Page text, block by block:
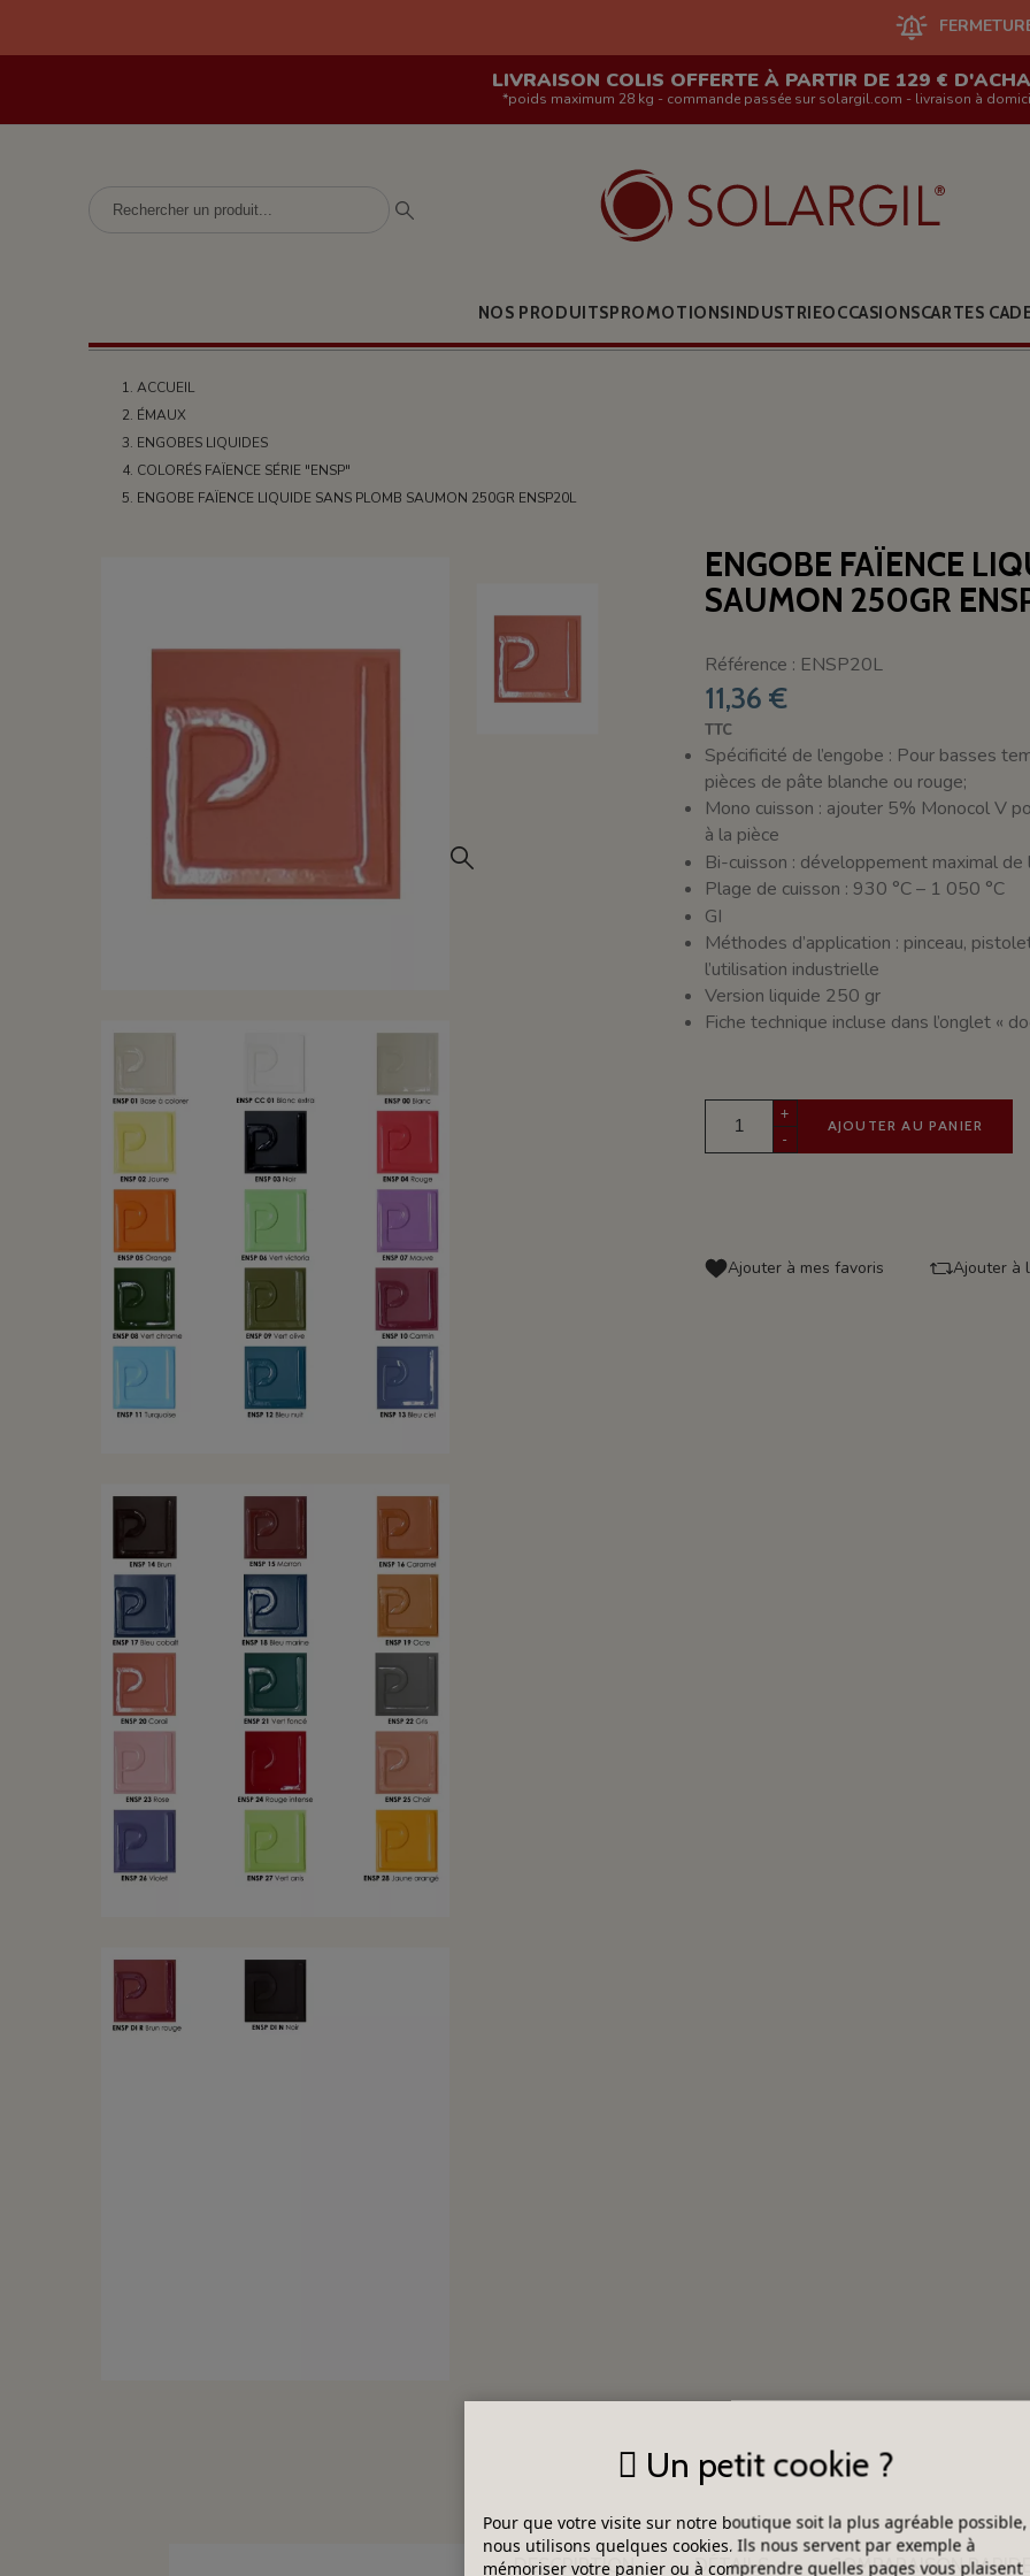
FERMETURE DU SITE
LIVRAISON COLIS OFFERTE À PARTIR DE 129 €
*poids maximum 28 kg - commande passée sur solargil.com - livraison à
NOS PRODUITSPROMOTIONSINDUSTRIEOCCASIONSCARTES
ACCUEIL
ÉMAUX
ENGOBES LIQUIDES
COLORÉS FAÏENCE SÉRIE "ENSP"
ENGOBE FAÏENCE LIQUIDE SANS PLOMB SAUMON 250GR ENSP20L
ENGOBE FAÏENCE
SAUMON 250GR
Référence : ENSP20L
11,36 €
TTC
Spécificité de l’engobe : Pour basses
pièces de pâte blanche ou rouge;
Mono cuisson : ajouter 5% Monocol V
à la pièce
Bi-cuisson : développement maximal de
Plage de cuisson : 930 °C – 1 050 °C
GI
Méthodes d’application : pinceau,
l’utilisation industrielle
Version liquide 250 gr
Fiche technique incluse dans l’onglet «
+
-
AJOUTER AU PANIER
Ajouter à mes favoris Ajouter à
DESCRIPTION DÉTAILS COMPARAISON
Un petit cookie ?
Pour que votre visite sur notre boutique soit la plus agréable possible,
nous utilisons quelques cookies. Ils nous servent par exemple à
mémoriser votre panier ou à comprendre quelles pages vous plaisent